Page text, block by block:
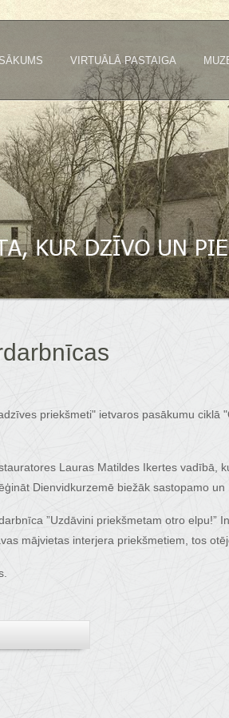
SĀKUMS VIRTUĀLĀ PASTAIGA
priekšmeti" ietvaros pasākumu ciklā
Lauras Matildes Ikertes vadībā,
Dienvidkurzemē biežāk sastopamo
”Uzdāvini priekšmetam otro elpu!”
mājvietas interjera priekšmetiem, tos